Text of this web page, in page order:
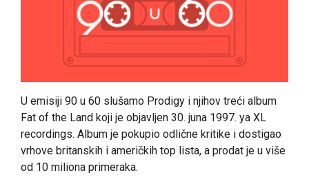
U emisiji 90 u 60 slušamo Prodigy i njihov treći album
Fat of the Land koji je objavljen 30. juna 1997. ya XL
recordings. Album je pokupio odlične kritike i dostigao
vrhove britanskih i američkih top lista, a prodat je u više
od 10 miliona primeraka.